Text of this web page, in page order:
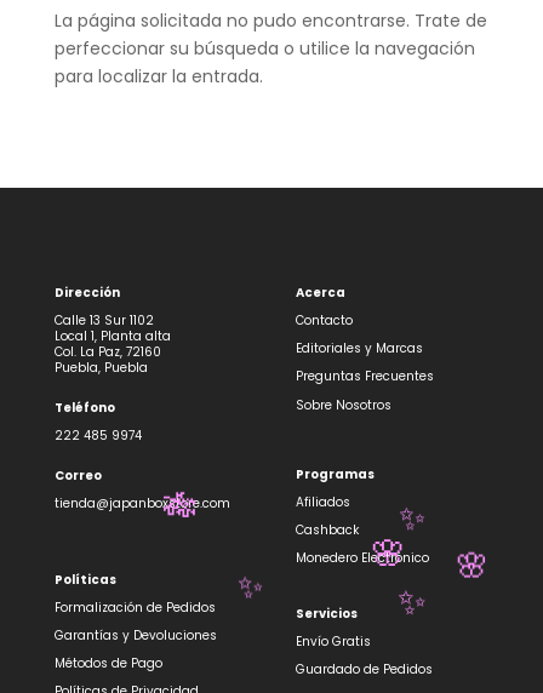
La página solicitada no pudo encontrarse. Trate de
perfeccionar su búsqueda o utilice la navegación
para localizar la entrada.
Dirección
Calle 13 Sur 1102
Local 1, Planta alta
Col. La Paz, 72160
Puebla, Puebla
Teléfono
222 485 9974
Correo
tienda@japanboxstore.com
Políticas
Formalización de Pedidos
Garantías y Devoluciones
Métodos de Pago
Acerca
Contacto
Editoriales y Marcas
Preguntas Frecuentes
Sobre Nosotros
Programas
Afiliados
Cashback
Monedero Electrónico
Servicios
Envío Gratis
Guardado de Pedidos
🎋
🌸 🌸
✨
✨
✨